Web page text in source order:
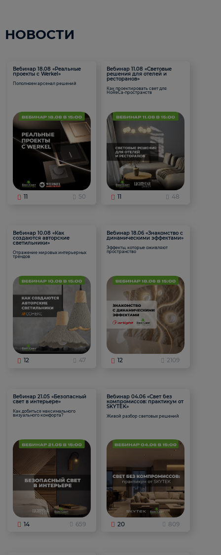
НОВОСТИ
Вебинар 18.08 «Реальные
проекты с Werkel»
Пополняем арсенал решений
11 50
Вебинар 11.08 «Световые
решения для отелей и
ресторанов»
Как проектировать свет для
HoReCa-пространств
11 48
Вебинар 10.08 «Как
создаются авторские
светильники»
Отражение мировых интерьерных
трендов
12 47
Вебинар 18.06 «Знакомство с
динамическими эффектами»
Эффекты, которые оживляют
пространство
12 2109
Вебинар 21.05 «Безопасный
свет в интерьере»
Как добиться максимального
визуального комфорта?
14 659
Вебинар 04.06 «Свет без
компромиссов: практикум от
SKYTEK»
Живой разбор световых решений
20 809